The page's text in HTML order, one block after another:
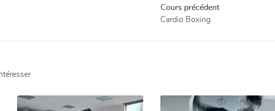
Cours précédent
Cardio Boxing